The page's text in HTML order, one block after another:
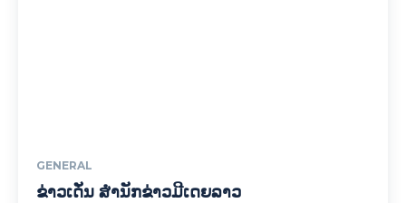
GENERAL
ຂ່າວເດັ່ນ ສຳນັກຂ່າວມີເດຍລາວ